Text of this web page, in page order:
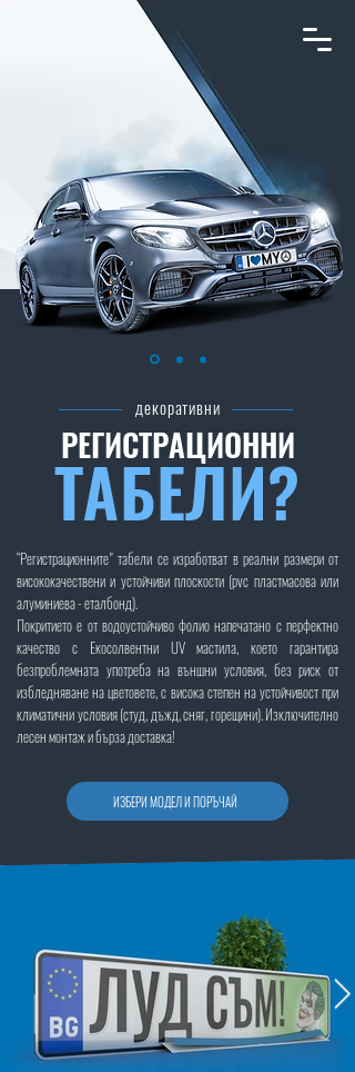
декоративни
РЕГИСТРАЦИОННИ
ТАБЕЛИ?
“Регистрационните" табели се изработват в реални размери от
висококачествени и устойчиви плоскости (pvc пластмасова или
алуминиева - еталбонд).
Покритието е от водоустойчиво фолио напечатано с перфектно
качество с Екосолвентни UV мастила, което гарантира
безпроблемната употреба на външни условия, без риск от
избледняване на цветовете, с висока степен на устойчивост при
климатични условия (студ, дъжд, сняг, горещини). Изключително
лесен монтаж и бърза доставка!
ИЗБЕРИ МОДЕЛ И ПОРЪЧАЙ